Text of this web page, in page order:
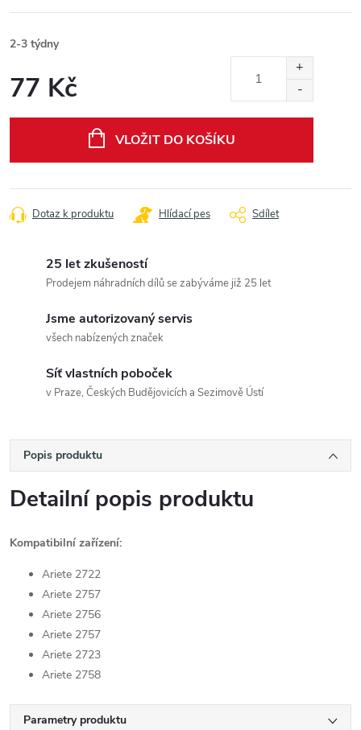
2-3 týdny
77 Kč
VLOŽIT DO KOŠÍKU
Dotaz k produktu Hlídací pes Sdílet
25 let zkušeností
Prodejem náhradních dílů se zabýváme již 25 let
Jsme autorizovaný servis
všech nabízených značek
Síť vlastních poboček
v Praze, Českých Budějovicích a Sezimově Ústí
Popis produktu
Detailní popis produktu
Kompatibilní zařízení:
Ariete 2722
Ariete 2757
Ariete 2756
Ariete 2757
Ariete 2723
Ariete 2758
Parametry produktu